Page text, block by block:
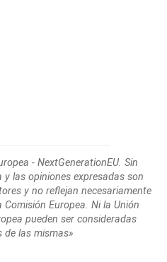
- NextGenerationEU. Sin
y las opiniones expresadas son
y no reflejan necesariamente
Europea. Ni la Unión
pueden ser consideradas
de las mismas»